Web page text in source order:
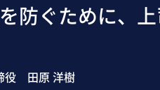
防ぐために、
役 田原 洋樹